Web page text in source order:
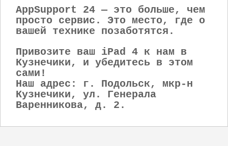
AppSupport 24 — это больше, чем
просто сервис. Это место, где о
вашей технике позаботятся.
Привозите ваш iPad 4 к нам в
Кузнечики, и убедитесь в этом
сами!
Наш адрес: г. Подольск, мкр-н
Кузнечики, ул. Генерала
Варенникова, д. 2.